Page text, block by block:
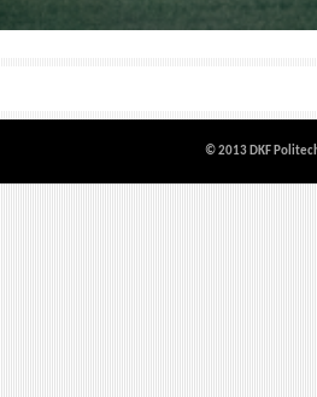
© 2013 DKF